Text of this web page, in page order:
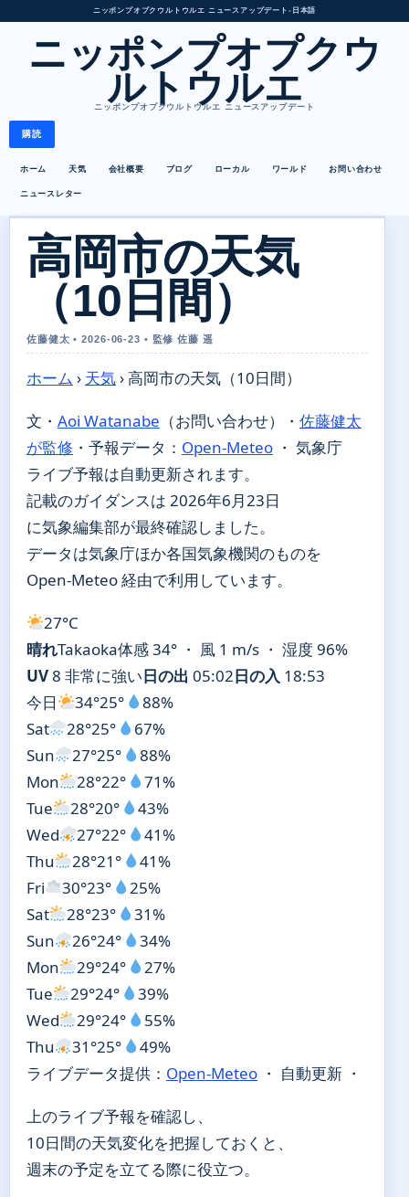
ニッポンプオプクウルトウルエ ニュースアップデート • 日本語
ニッポンプオプクウ
ルトウルエ
ニッポンプオプクウルトウルエ ニュースアップデート
購読
ホーム 天気 会社概要 ブログ ローカル ワールド お問い合わせ
ニュースレター
高岡市の天気
（10日間）
佐藤健太 • 2026-06-23 • 監修 佐藤 遥
ホーム › 天気›高岡市の天気（10日間）
文・ Aoi Watanabe （お問い合わせ） ・ 佐藤健太
が監修 ・ 予報データ： Open-Meteo ・ 気象庁
ライブ予報は自動更新されます。
記載のガイダンスは 2026年6月23日
に気象編集部が最終確認しました。
データは気象庁ほか各国気象機関のものを
Open-Meteo 経由で利用しています。
27°C
晴れTakaoka体感 34° ・ 風 1 m/s ・ 湿度 96%
UV8 非常に強い日の出 05:02日の入 18:53
今日
34°25°
88%
Sat
28°25°
67%
Sun
27°25°
88%
Mon
28°22°
71%
Tue
28°20°
43%
Wed
27°22°
41%
Thu
28°21°
41%
Fri
30°23°
25%
Sat
28°23°
31%
Sun
26°24°
34%
Mon
29°24°
27%
Tue
29°24°
39%
Wed
29°24°
55%
Thu
31°25°
49%
ライブデータ提供： Open-Meteo ・ 自動更新 ・
上のライブ予報を確認し、
10日間の天気変化を把握しておくと、
週末の予定を立てる際に役立つ。